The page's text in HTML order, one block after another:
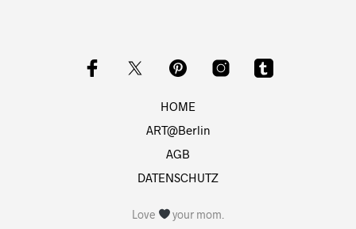
HOME
ART@Berlin
AGB
DATENSCHUTZ
Love your mom.